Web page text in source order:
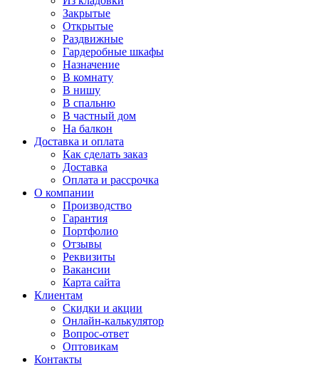
Закрытые
Открытые
Раздвижные
Гардеробные шкафы
Назначение
В комнату
В нишу
В спальню
В частный дом
На балкон
Доставка и оплата
Как сделать заказ
Доставка
Оплата и рассрочка
О компании
Производство
Гарантия
Портфолио
Отзывы
Реквизиты
Вакансии
Карта сайта
Клиентам
Скидки и акции
Онлайн-калькулятор
Вопрос-ответ
Оптовикам
Контакты